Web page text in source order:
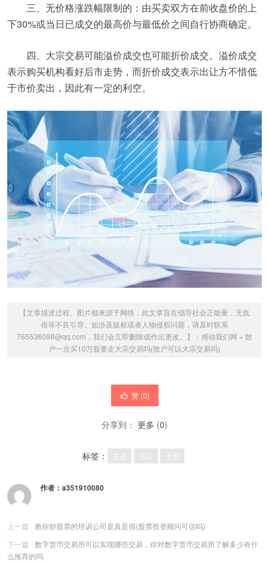
三、无价格涨跌幅限制的：由买卖双方在前收盘价的上
下30%或当日已成交的最高价与最低价之间自行协商确定。
四、大宗交易可能溢价成交也可能折价成交。溢价成交
表示购买机构看好后市走势，而折价成交表示出让方不惜低
于市价卖出，因此有一定的利空。
【文章描述过程、图片都来源于网络，此文章旨在倡导社会正能量，无低
俗等不良引导。如涉及版权或者人物侵权问题，请及时联系
765536098@qq.com，我们会立即删除或作出更改。】： 感动我们网 » 散
户一次买10万股要走大宗交易吗(散户可以大宗交易吗)
赞 (0)
分享到： 更多 (0)
标签： 可以
作者： a351910080
上一篇
教你炒股票的培训公司是真是假(股票投资顾问可信吗)
下一篇
数字货币交易所可以实现哪些交易，你对数字货币交易所了解多少有什
么推荐的吗